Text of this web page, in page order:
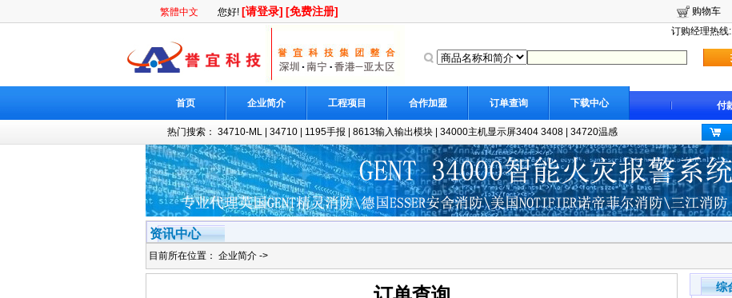
繁體中文 您好! [请登录] [免费注册] 购物车
订购经理热线
首页 企业简介 工程项目 合作加盟 订单查询 下载中心 付
热门搜索： 34710-ML 34710 1195手报 8613输入输出模块 34000主机显示屏3404 3408 34720温感
资讯中心
目前所在位置： 企业简介 ->
综